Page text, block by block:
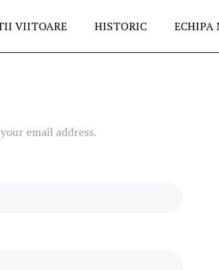
VIITOARE HISTORIC ECHIPA
email address.